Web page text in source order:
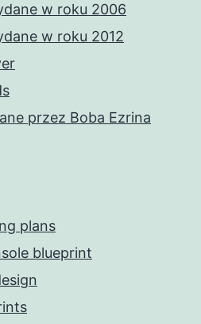
w roku 2006
w roku 2012
przez Boba Ezrina
plans
blueprint